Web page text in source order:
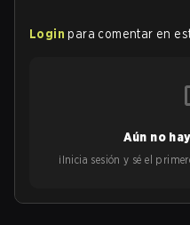
Login para comentar en
Aún no
¡Inicia sesión y sé el